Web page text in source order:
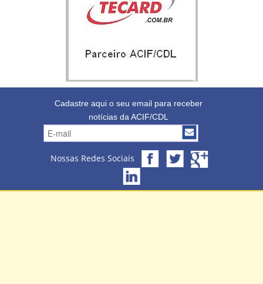
Cadastre aqui o seu email para receber
notícias da ACIF/CDL
Nossas Redes Sociais